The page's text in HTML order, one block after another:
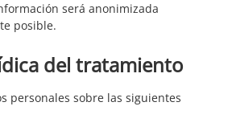
será anonimizada
posible.
del tratamiento
personales sobre las siguientes